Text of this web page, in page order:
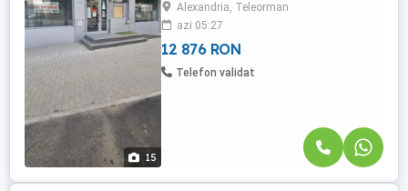
15
sensul giratoriu , langa Piata Centrala ,
zona bancilor , vitrina 10m foarte aproape
de toate institutiile ...
Alexandria, Teleorman
azi 05:27
12 876 RON
Telefon validat